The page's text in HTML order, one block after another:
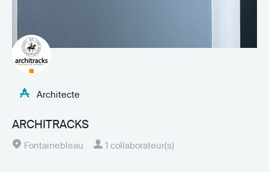
Architecte
ARCHITRACKS
Fontainebleau 1 collaborateur(s)